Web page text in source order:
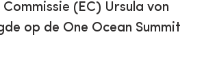
(EC) Ursula von
op de One Ocean Summit